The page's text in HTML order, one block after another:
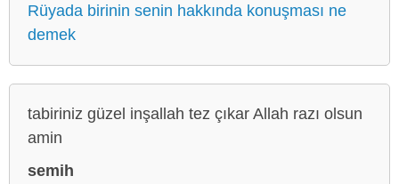
Rüyada birinin senin hakkında konuşması ne
demek
tabiriniz güzel inşallah tez çıkar Allah razı olsun
amin
semih